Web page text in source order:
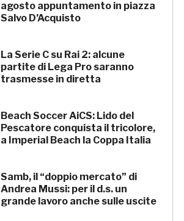
agosto appuntamento in piazza
Salvo D’Acquisto
La Serie C su Rai 2: alcune
partite di Lega Pro saranno
trasmesse in diretta
Beach Soccer AiCS: Lido del
Pescatore conquista il tricolore,
a Imperial Beach la Coppa Italia
Samb, il “doppio mercato” di
Andrea Mussi: per il d.s. un
grande lavoro anche sulle uscite